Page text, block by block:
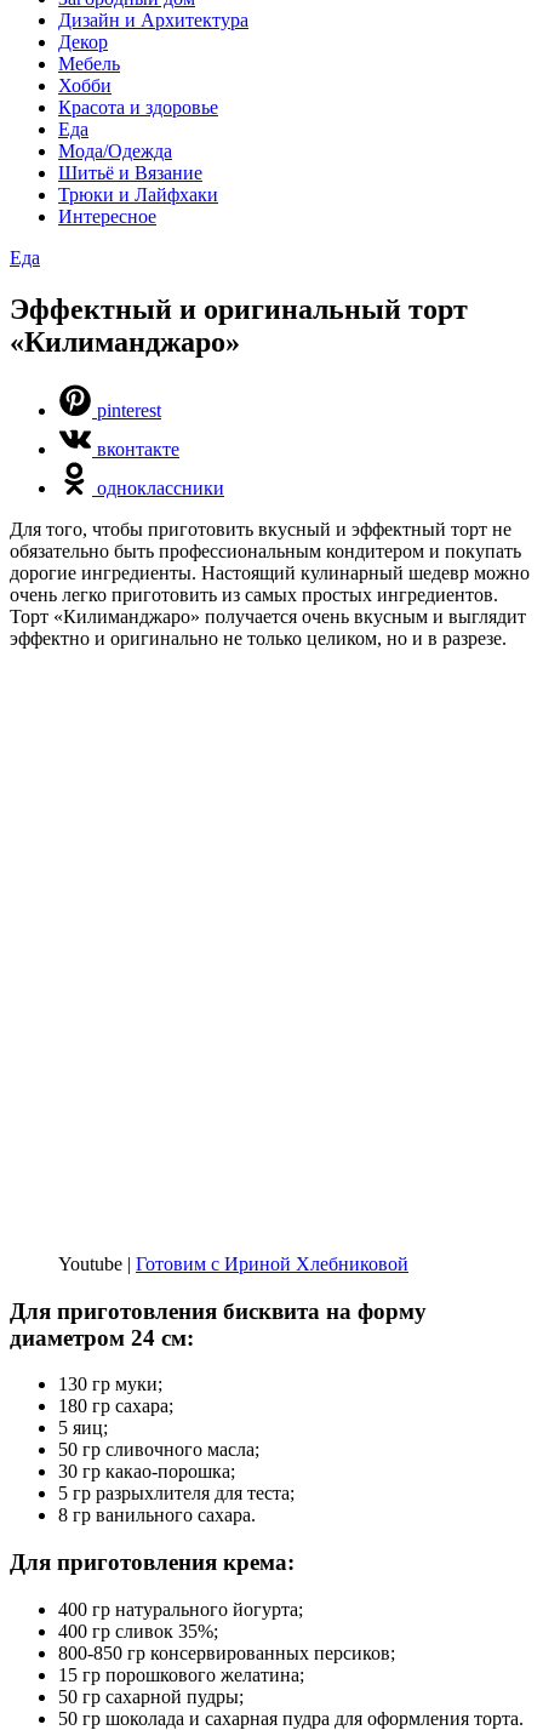
Дизайн и Архитектура
Декор
Мебель
Хобби
Красота и здоровье
Еда
Мода/Одежда
Шитьё и Вязание
Трюки и Лайфхаки
Интересное
Еда
Эффектный и оригинальный торт
«Килиманджаро»
pinterest
вконтакте
одноклассники
Для того, чтобы приготовить вкусный и эффектный торт не
обязательно быть профессиональным кондитером и покупать
дорогие ингредиенты. Настоящий кулинарный шедевр можно
очень легко приготовить из самых простых ингредиентов.
Торт «Килиманджаро» получается очень вкусным и выглядит
эффектно и оригинально не только целиком, но и в разрезе.
Youtube | Готовим с Ириной Хлебниковой
Для приготовления бисквита на форму
диаметром 24 см:
130 гр муки;
180 гр сахара;
5 яиц;
50 гр сливочного масла;
30 гр какао-порошка;
5 гр разрыхлителя для теста;
8 гр ванильного сахара.
Для приготовления крема:
400 гр натурального йогурта;
400 гр сливок 35%;
800-850 гр консервированных персиков;
15 гр порошкового желатина;
50 гр сахарной пудры;
50 гр шоколада и сахарная пудра для оформления торта.